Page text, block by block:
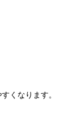
くなります。